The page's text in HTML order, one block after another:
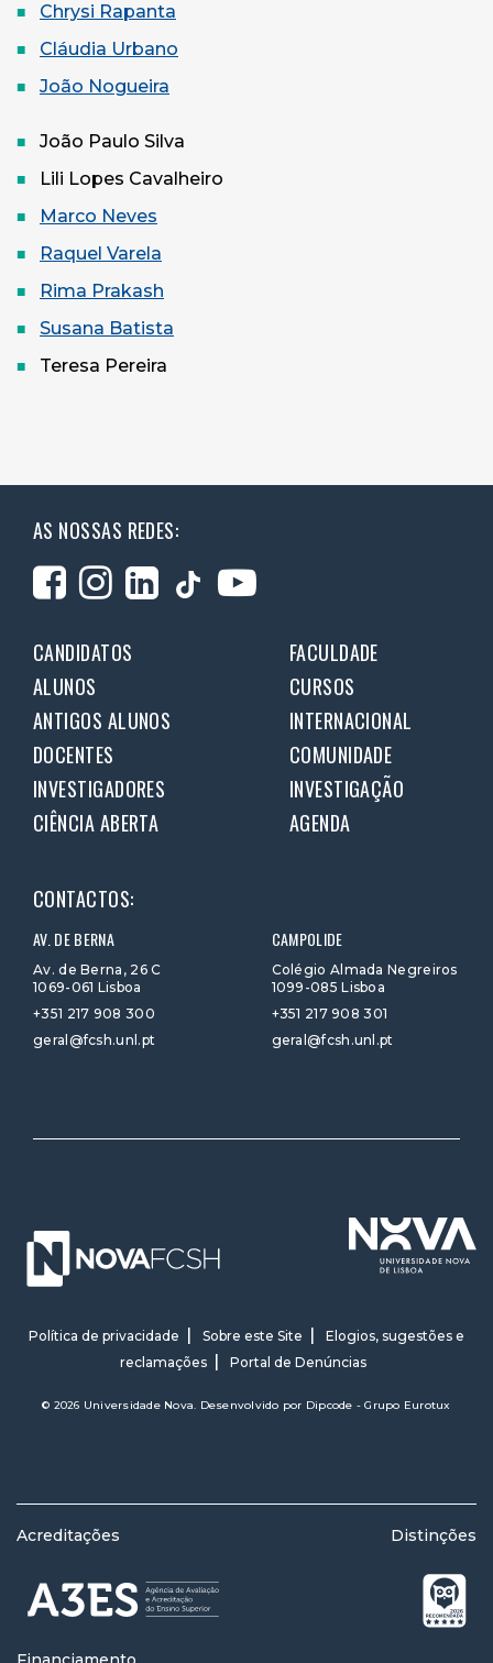
Chrysi Rapanta
Cláudia Urbano
João Nogueira
João Paulo Silva
Lili Lopes Cavalheiro
Marco Neves
Raquel Varela
Rima Prakash
Susana Batista
Teresa Pereira
AS NOSSAS REDES:
CANDIDATOS
FACULDADE
ALUNOS
CURSOS
ANTIGOS ALUNOS
INTERNACIONAL
DOCENTES
COMUNIDADE
INVESTIGADORES
INVESTIGAÇÃO
CIÊNCIA ABERTA
AGENDA
CONTACTOS:
AV. DE BERNA
Av. de Berna, 26 C
1069-061 Lisboa
+351 217 908 300
geral@fcsh.unl.pt
CAMPOLIDE
Colégio Almada Negreiros
1099-085 Lisboa
+351 217 908 301
geral@fcsh.unl.pt
Política de privacidade Sobre este Site
Elogios, sugestões e
reclamações
Portal de Denúncias
© 2026 Universidade Nova. Desenvolvido por Dipcode - Grupo Eurotux
Acreditações Distinções